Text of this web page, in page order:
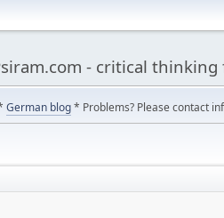
- critical
German blog* Problems? Please contact